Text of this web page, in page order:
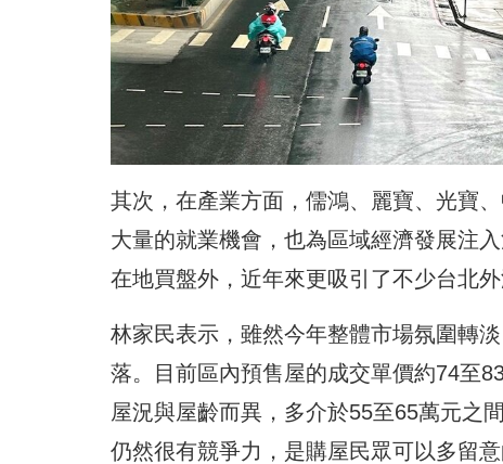
其次，在產業方面，儒鴻、麗寶、光寶
大量的就業機會，也為區域經濟發展注
在地買盤外，近年來更吸引了不少台北
林家民表示，雖然今年整體市場氛圍轉
落。目前區內預售屋的成交單價約74至
屋況與屋齡而異，多介於55至65萬元之
仍然很有競爭力，是購屋民眾可以多留意